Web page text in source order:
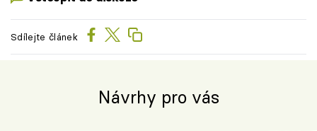
Sdílejte článek
Návrhy pro vás